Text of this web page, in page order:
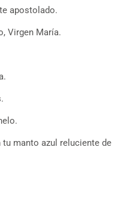
apostolado.
Virgen María.
tu manto azul reluciente de